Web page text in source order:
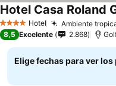
4 EstrellasHotel Ambiente
Hotel Casa Roland
8,5 Excelente 2.868
Elige fechas para ver